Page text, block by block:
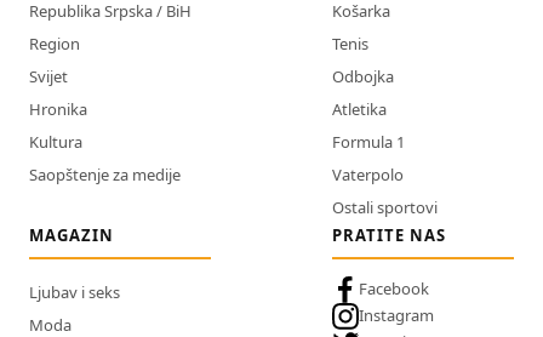
Republika Srpska / BiH
Region
Svijet
Hronika
Kultura
Saopštenje za medije
Košarka
Tenis
Odbojka
Atletika
Formula 1
Vaterpolo
Ostali sportovi
MAGAZIN
Ljubav i seks
Moda
PRATITE NAS
Facebook
Instagram